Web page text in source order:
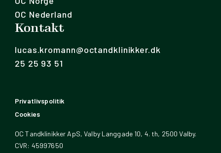
OC Nederland
Kontakt
lucas.kromann@octandklinikker.dk
25 25 93 51
Privatlivspolitik
Cookies
OC Tandklinikker ApS, Valby Langgade 10, 4. th, 2500 Valby.
CVR: 45997650